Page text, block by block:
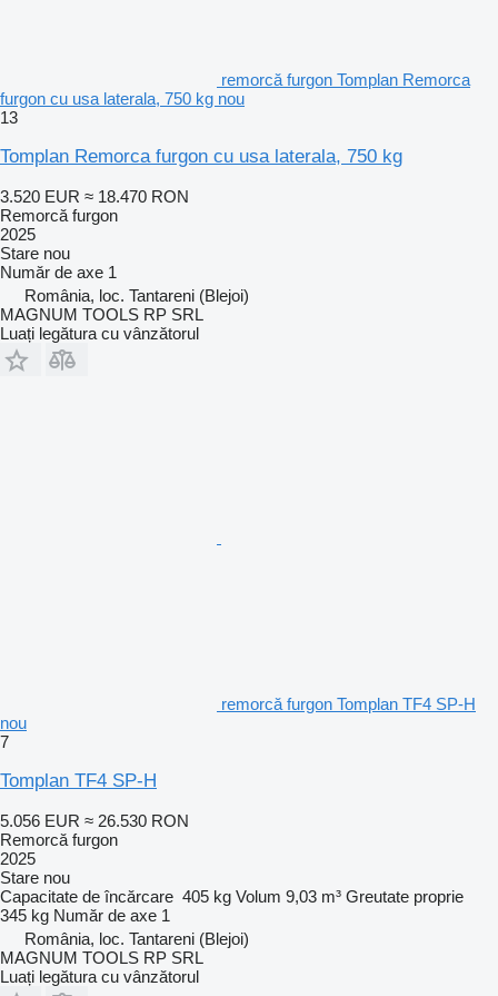
remorcă furgon Tomplan Remorca
furgon cu usa laterala, 750 kg nou
13
Tomplan Remorca furgon cu usa laterala, 750 kg
3.520 EUR ≈ 18.470 RON
Remorcă furgon
2025
Stare nou
Număr de axe 1
România, loc. Tantareni (Blejoi)
MAGNUM TOOLS RP SRL
Luați legătura cu vânzătorul
remorcă furgon Tomplan TF4 SP-H
nou
7
Tomplan TF4 SP-H
5.056 EUR ≈ 26.530 RON
Remorcă furgon
2025
Stare nou
Capacitate de încărcare 405 kg Volum 9,03 m³ Greutate proprie
345 kg Număr de axe 1
România, loc. Tantareni (Blejoi)
MAGNUM TOOLS RP SRL
Luați legătura cu vânzătorul